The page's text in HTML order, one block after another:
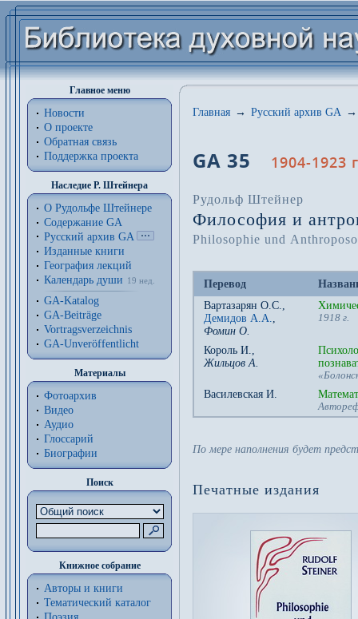
Главное меню
Новости
О проекте
Обратная связь
Поддержка проекта
Наследие Р. Штейнера
О Рудольфе Штейнере
Содержание GA
Русский архив GA
Изданные книги
География лекций
Календарь души
19 нед.
GA-Katalog
GA-Beiträge
Vortragsverzeichnis
GA-Unveröffentlicht
Материалы
Фотоархив
Видео
Аудио
Глоссарий
Биографии
Поиск
Книжное собрание
Авторы и книги
Тематический каталог
Главная → Русский архив GA →
GA 35 1904-1923
Рудольф Штейнер
Философия и
Philosophie und
Перевод
Вартазарян О.С.
Демидов А.А.
Фомин О.
1918 г.
Король И.
Жильцов А.
Василевская И.
По мере наполнения будет
Печатные издания